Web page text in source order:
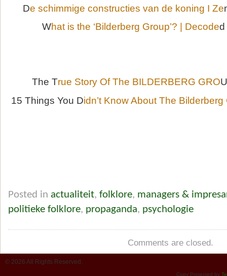
De schimmige constructies van de koning I Ze
What is the ‘Bilderberg Group’? | Decode
The True Story Of The BILDERBERG GRO
15 Things You Didn’t Know About The Bilderberg
Posted in actualiteit, folklore, managers &
politieke folklore, propaganda, psychologie
Comments are closed.
© 2026 All Rights Reserved.
Copy Protected by